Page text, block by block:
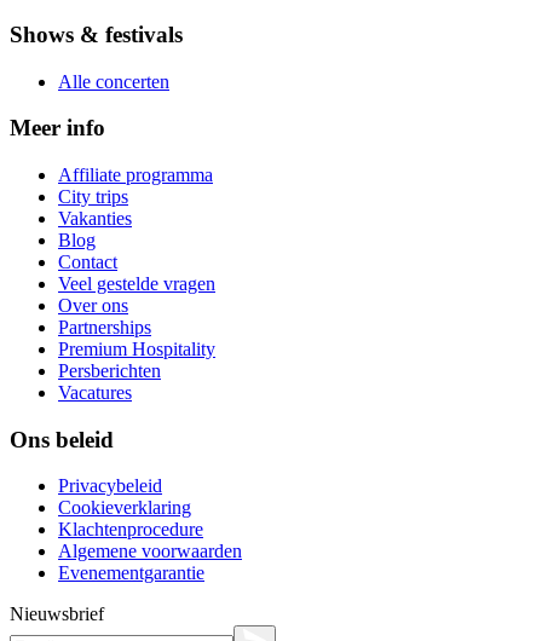
Shows & festivals
Alle concerten
Meer info
Affiliate programma
City trips
Vakanties
Blog
Contact
Veel gestelde vragen
Over ons
Partnerships
Premium Hospitality
Persberichten
Vacatures
Ons beleid
Privacybeleid
Cookieverklaring
Klachtenprocedure
Algemene voorwaarden
Evenementgarantie
Nieuwsbrief